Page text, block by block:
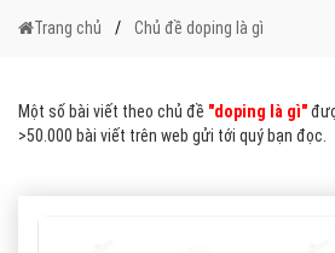
Trang chủ Chủ đề doping là gì
Một số bài viết theo chủ đề "doping là gì"
>50.000 bài viết trên web gửi tới quý bạn đọc.